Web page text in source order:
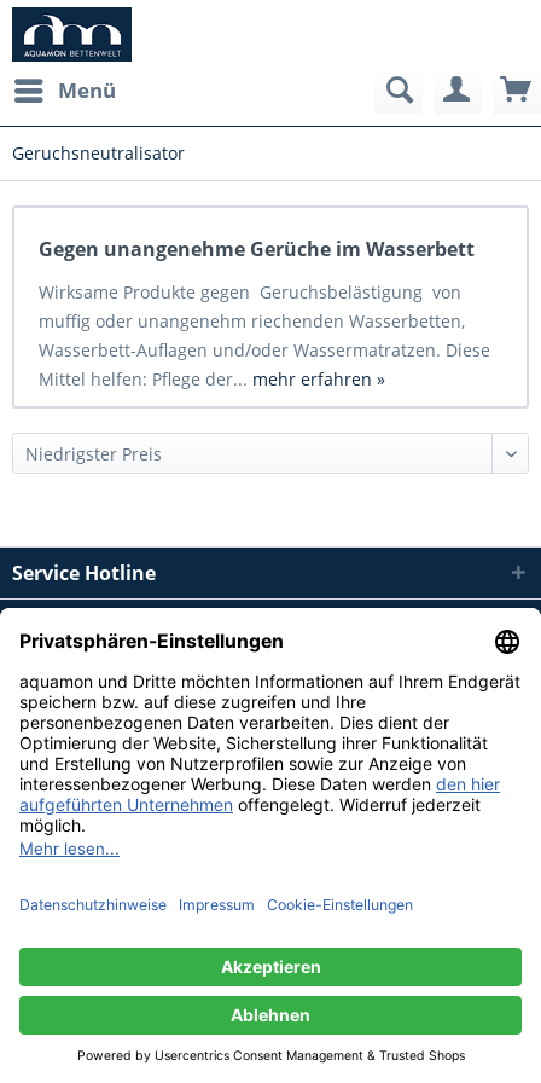
Menü
Geruchsneutralisator
Gegen unangenehme Gerüche im Wasserbett
Wirksame Produkte gegen Geruchsbelästigung von
muffig oder unangenehm riechenden Wasserbetten,
Wasserbett-Auflagen und/oder Wassermatratzen. Diese
Mittel helfen: Pflege der... mehr erfahren »
Service Hotline
Informationen
Widerruf erklären
© Copyright by Aquamon 2021 | * alle Preise inkl. 19% MwSt, zzgl.